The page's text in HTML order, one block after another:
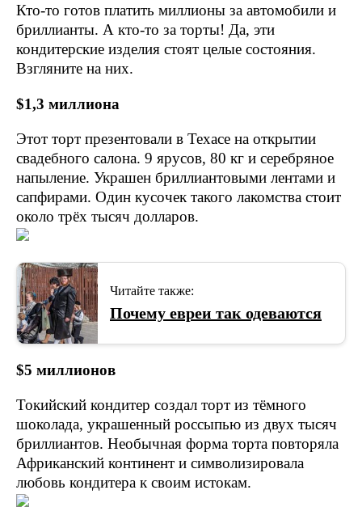
Кто-то готов платить миллионы за автомобили и
бриллианты. А кто-то за торты! Да, эти
кондитерские изделия стоят целые состояния.
Взгляните на них.
$1,3 миллиона
Этот торт презентовали в Техасе на открытии
свадебного салона. 9 ярусов, 80 кг и серебряное
напыление. Украшен бриллиантовыми лентами и
сапфирами. Один кусочек такого лакомства стоит
около трёх тысяч долларов.
Читайте также:
Почему евреи так одеваются
$5 миллионов
Токийский кондитер создал торт из тёмного
шоколада, украшенный россыпью из двух тысяч
бриллиантов. Необычная форма торта повторяла
Африканский континент и символизировала
любовь кондитера к своим истокам.